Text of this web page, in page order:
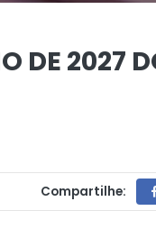
DE 2027
Compartilhe: